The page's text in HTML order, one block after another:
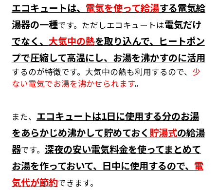
エコキュートは、 電気を使って給湯する電気給
湯器の一種です。ただしエコキュートは電気だけ
でなく、 大気中の熱を取り込んで、ヒートポン
プで圧縮して高温にし、お湯を沸かすのに活用
するのが特徴です。大気中の熱も利用するので、 少
ない電気でお湯を沸かせられます。
また、 エコキュートは1日に使用する分のお湯
をあらかじめ沸かして貯めておく貯湯式の給湯
器です。 深夜の安い電気料金を使ってまとめて
お湯を作っておいて、日中に使用するので、 電
気代が節約できます。